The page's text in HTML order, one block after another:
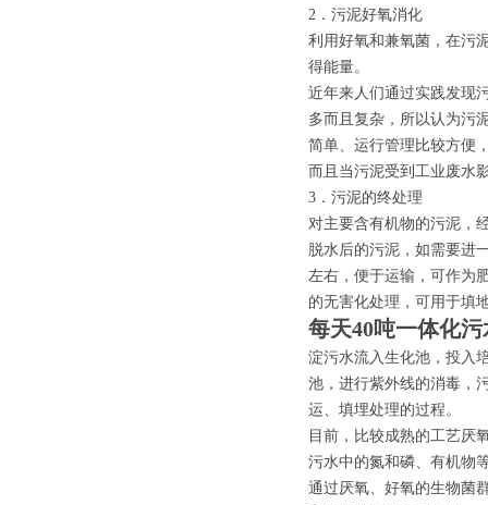
2．污泥好氧消化
利用好氧和兼氧菌，在污
得能量。
近年来人们通过实践发现
多而且复杂，所以认为污
简单、运行管理比较方便
而且当污泥受到工业废水
3．污泥的终处理
对主要含有机物的污泥，
脱水后的污泥，如需要进
左右，便于运输，可作为
的无害化处理，可用于填
每天40吨一体化
淀污水流入生化池，投入
池，进行紫外线的消毒，
运、填埋处理的过程。
目前，比较成熟的工艺厌
污水中的氮和磷、有机物
通过厌氧、好氧的生物菌